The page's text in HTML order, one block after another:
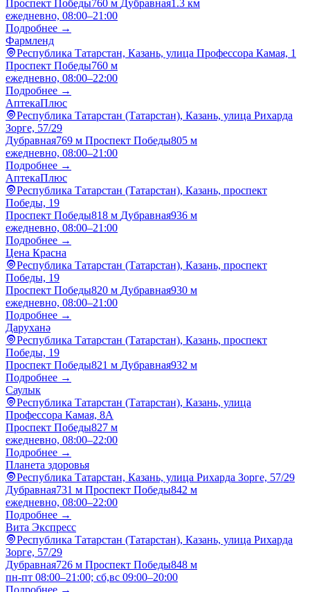
Проспект Победы760 м Дубравная1.3 км
ежедневно, 08:00–21:00
Подробнее →
Фармленд
Республика Татарстан, Казань, улица Профессора Камая, 1
Проспект Победы760 м
ежедневно, 08:00–22:00
Подробнее →
АптекаПлюс
Республика Татарстан (Татарстан), Казань, улица Рихарда
Зорге, 57/29
Дубравная769 м Проспект Победы805 м
ежедневно, 08:00–21:00
Подробнее →
АптекаПлюс
Республика Татарстан (Татарстан), Казань, проспект
Победы, 19
Проспект Победы818 м Дубравная936 м
ежедневно, 08:00–21:00
Подробнее →
Цена Красна
Республика Татарстан (Татарстан), Казань, проспект
Победы, 19
Проспект Победы820 м Дубравная930 м
ежедневно, 08:00–21:00
Подробнее →
Даруханә
Республика Татарстан (Татарстан), Казань, проспект
Победы, 19
Проспект Победы821 м Дубравная932 м
Подробнее →
Саулык
Республика Татарстан (Татарстан), Казань, улица
Профессора Камая, 8А
Проспект Победы827 м
ежедневно, 08:00–22:00
Подробнее →
Планета здоровья
Республика Татарстан, Казань, улица Рихарда Зорге, 57/29
Дубравная731 м Проспект Победы842 м
ежедневно, 08:00–22:00
Подробнее →
Вита Экспресс
Республика Татарстан (Татарстан), Казань, улица Рихарда
Зорге, 57/29
Дубравная726 м Проспект Победы848 м
пн-пт 08:00–21:00; сб,вс 09:00–20:00
Подробнее →